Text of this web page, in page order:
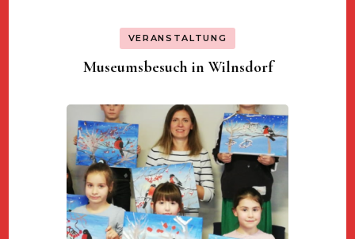
VERANSTALTUNG
Museumsbesuch in Wilnsdorf